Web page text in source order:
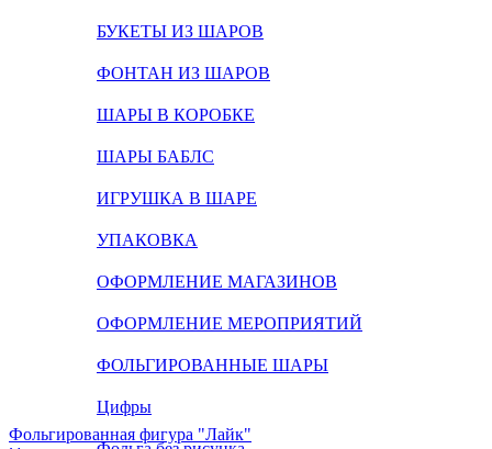
БУКЕТЫ ИЗ ШАРОВ
ФОНТАН ИЗ ШАРОВ
ШАРЫ В КОРОБКЕ
ШАРЫ БАБЛС
ИГРУШКА В ШАРЕ
УПАКОВКА
ОФОРМЛЕНИЕ МАГАЗИНОВ
ОФОРМЛЕНИЕ МЕРОПРИЯТИЙ
ФОЛЬГИРОВАННЫЕ ШАРЫ
Цифры
Фольгированная фигура "Лайк"